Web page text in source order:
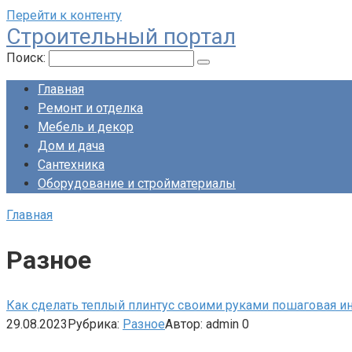
Перейти к контенту
Строительный портал
Поиск:
Главная
Ремонт и отделка
Мебель и декор
Дом и дача
Сантехника
Оборудование и стройматериалы
Главная
Разное
Как сделать теплый плинтус своими руками пошаговая
29.08.2023Рубрика: РазноеАвтор: admin 0